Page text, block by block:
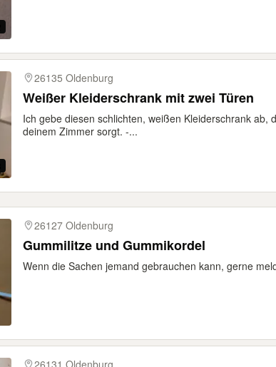
26135 Oldenburg
Weißer Kleiderschrank mit zwei Türen
Ich gebe diesen schlichten, weißen Kleiderschrank ab,
deinem Zimmer sorgt. -...
26127 Oldenburg
Gummilitze und Gummikordel
Wenn die Sachen jemand gebrauchen kann, gerne
26131 Oldenburg